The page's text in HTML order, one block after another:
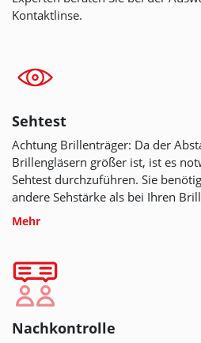
Kontaktlinse.
Sehtest
Achtung Brillenträger: Da der
Brillengläsern größer ist, ist es
Sehtest durchzuführen. Sie
andere Sehstärke als bei Ihren
Mehr
Nachkontrolle